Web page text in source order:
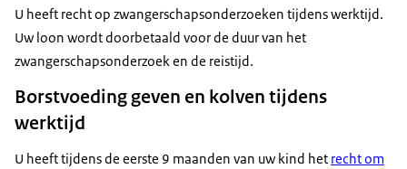
U heeft recht op zwangerschapsonderzoeken tijdens werktijd.
Uw loon wordt doorbetaald voor de duur van het
zwangerschapsonderzoek en de reistijd.
Borstvoeding geven en kolven tijdens
werktijd
U heeft tijdens de eerste 9 maanden van uw kind het recht om